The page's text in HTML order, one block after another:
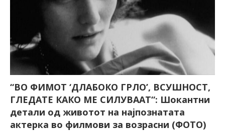
“ВО ФИМОТ ‘ДЛАБОКО ГРЛО’, ВСУШНОСТ,
ГЛЕДАТЕ КАКО МЕ СИЛУВААТ“: Шокантни
детали од животот на најпознатата
актерка во филмови за возрасни (ФОТО)